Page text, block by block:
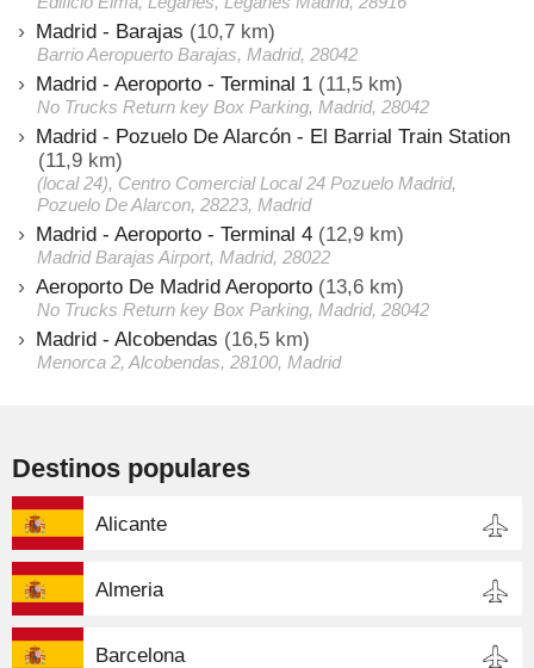
Madrid - Barajas (10,7 km)
Barrio Aeropuerto Barajas, Madrid, 28042
Madrid - Aeroporto - Terminal 1 (11,5 km)
No Trucks Return key Box Parking, Madrid, 28042
Madrid - Pozuelo De Alarcón - El Barrial Train Station
(11,9 km)
(local 24), Centro Comercial Local 24 Pozuelo Madrid,
Pozuelo De Alarcon, 28223, Madrid
Madrid - Aeroporto - Terminal 4 (12,9 km)
Madrid Barajas Airport, Madrid, 28022
Aeroporto De Madrid Aeroporto (13,6 km)
No Trucks Return key Box Parking, Madrid, 28042
Madrid - Alcobendas (16,5 km)
Menorca 2, Alcobendas, 28100, Madrid
Destinos populares
Alicante
Almeria
Barcelona